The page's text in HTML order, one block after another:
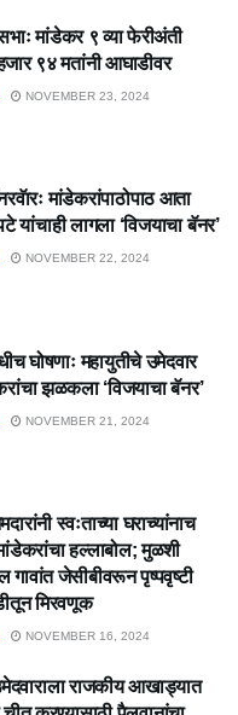
मांडेकर ९ व्या फेरीअंती
९४ मतांनी आघाडीवर
NOVEMBER 23, 2024
मांडेकरांपाठोपाठ आता
यांचाही लागला ‘विजयाचा बॅनर’
NOVEMBER 22, 2024
घोषणाः महायुतीचे उमेदवार
झळकला ‘विजयाचा बॅनर’
NOVEMBER 21, 2024
स्वःताच्या घराच्यांनाच
हल्लाबोल; मुळशी
गावांत जेसीबीवरून पृष्पवृष्टी
मिरवणूक
NOVEMBER 16, 2024
राजकीय आखाड्यात